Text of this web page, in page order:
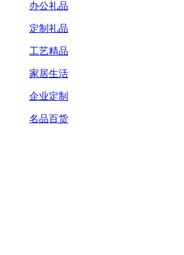
办公礼品
定制礼品
工艺精品
家居生活
企业定制
名品百货